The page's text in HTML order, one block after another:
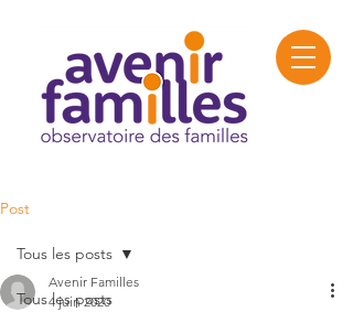
Post
Tous les posts
Tous les posts
Avenir Familles
4 juin 2020